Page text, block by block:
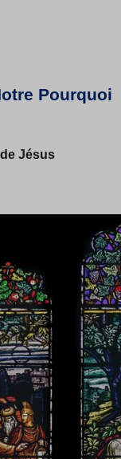
Pourquoi
Jésus